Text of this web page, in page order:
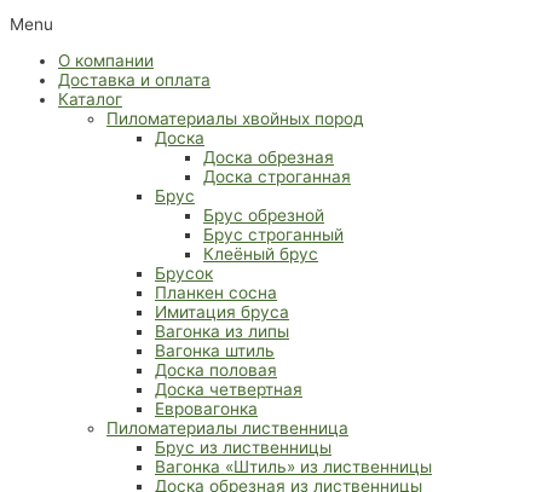
Menu
О компании
Доставка и оплата
Каталог
Пиломатериалы хвойных пород
Доска
Доска обрезная
Доска строганная
Брус
Брус обрезной
Брус строганный
Клеёный брус
Брусок
Планкен сосна
Имитация бруса
Вагонка из липы
Вагонка штиль
Доска половая
Доска четвертная
Евровагонка
Пиломатериалы лиственница
Брус из лиственницы
Вагонка «Штиль» из лиственницы
Доска обрезная из лиственницы